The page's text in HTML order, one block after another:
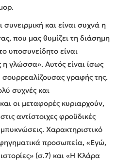
συνειρμική και είναι συχνά η
που μας θυμίζει τη διάσημη
υποσυνείδητο είναι
γλώσσα». Αυτός είναι ίσως
γραφής της.
συχνές και
οι μεταφορές κυριαρχούν,
αντίστοιχες φροϋδικές
Χαρακτηριστικό
προσωπεία, «Εγώ,
(σ.7) και «Η Κλάρα